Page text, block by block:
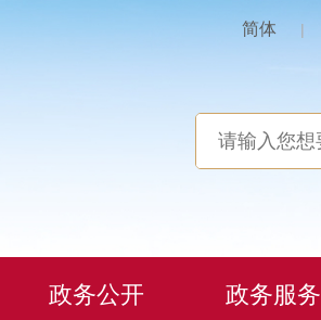
简体 |
政务公开 政务服务